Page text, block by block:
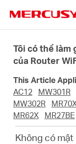
navigation
SảnTôi có thể làm
của Router
This Article
AC12
MW301R
MW302R
MR62X
MR27BE
Không có